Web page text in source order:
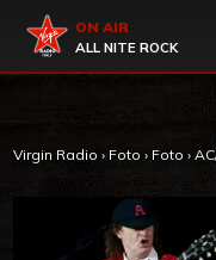
Virgin Radio
ON AIR
ALL NITE ROCK
Virgin Radio › Foto › Foto ›